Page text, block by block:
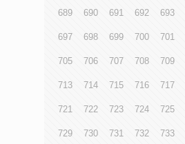
689 690 691 692 693
697 698 699 700 701
705 706 707 708 709
713 714 715 716 717
721 722 723 724 725
729 730 731 732 733